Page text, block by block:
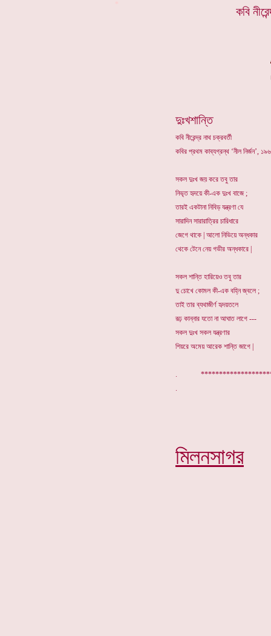
কবি
দুঃখশান্তি
কবি নীরেন্দ্র নাথ চক্রবর্তী
কবির প্রথম কাব্যগ্রন্থ ‘নীল নির্জন’,
সকল দুঃখ জয় করে তবু তার
নিভৃত হৃদয়ে কী-এক দুঃখ বাজে ;
তারই একটানা নিবিড় যন্ত্রণা যে
সারাদিন সারারাত্রির চারিধারে
জেগে থাকে | আলো নিভিয়ে অন্ধকার
থেকে টেনে নেয় গভীর অন্ধকারে |
সকল শান্তি হারিয়েও তবু তার
দু চোখে কোমল কী-এক বহ্নি জ্বলে ;
তাই তার ব্যথাজীর্ণ হৃদয়তলে
রূঢ় কান্নার যতো না আঘাত লাগে ---
সকল দুঃখ সকল যন্ত্রণার
শিয়রে অমেয় আরেক শান্তি জাগে |
.
মিলনসাগর